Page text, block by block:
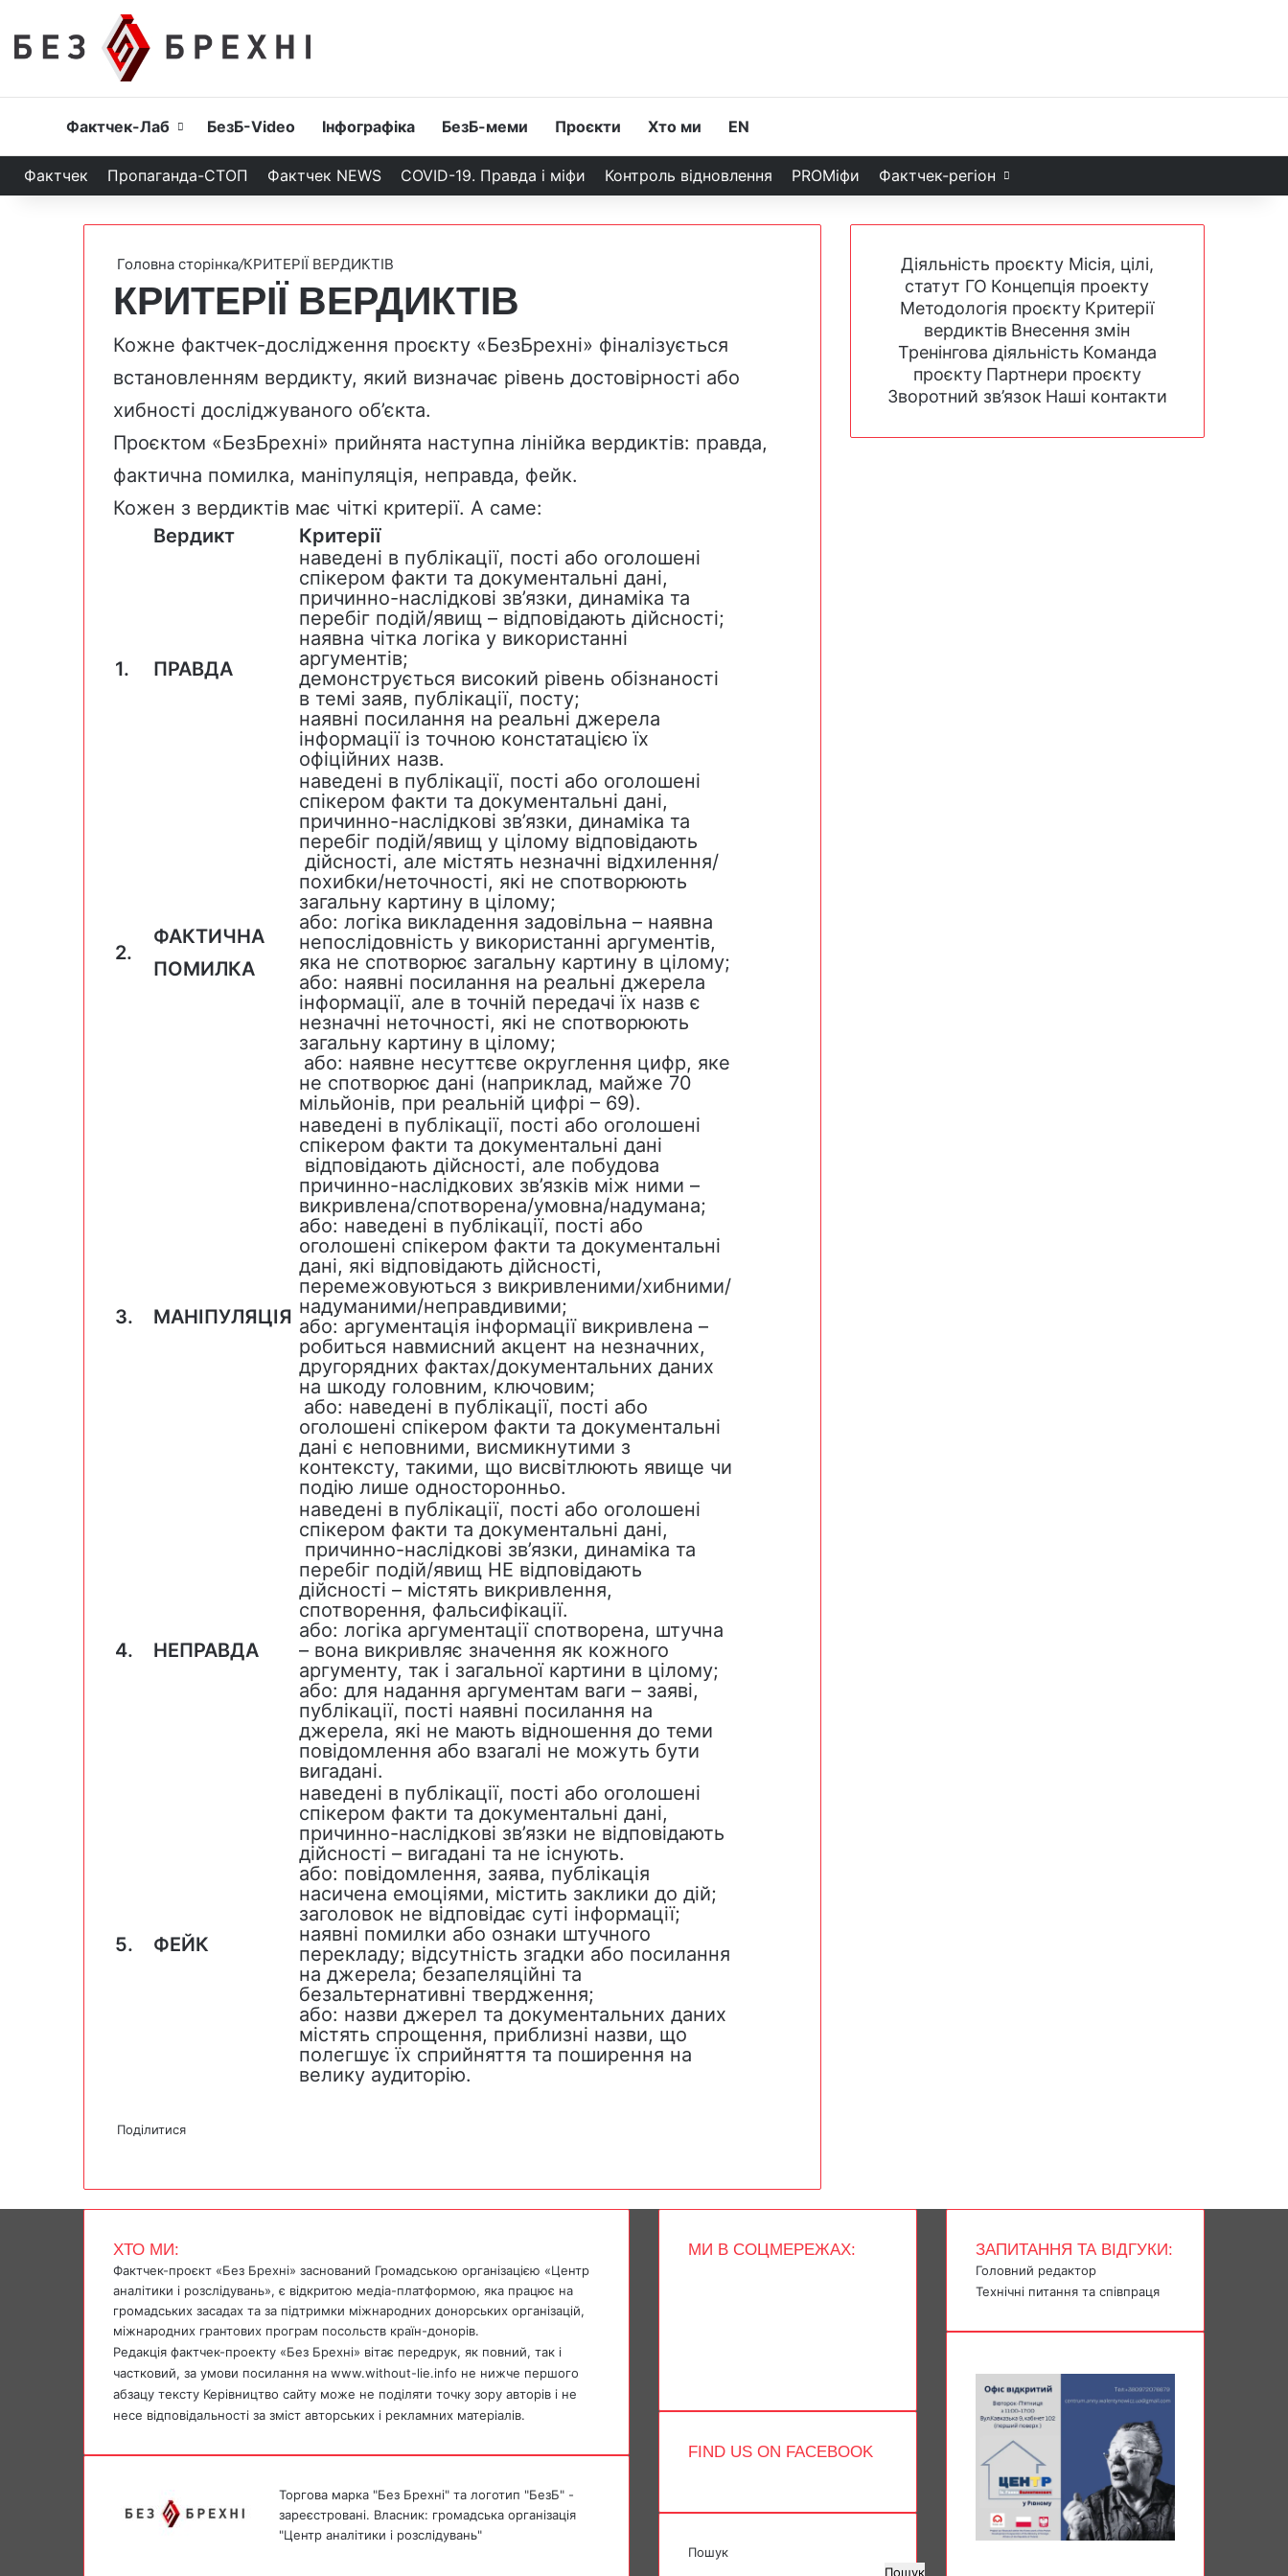
Головна
Фактчек-Лаб БезБ-Video Інфографіка БезБ-меми Проєкти Хто ми EN
Фактчек Пропаганда-СТОП Фактчек NEWS COVID-19. Правда і міфи Контроль відновлення PROМіфи Фактчек-регіон
Головна сторінка/КРИТЕРІЇ ВЕРДИКТІВ
КРИТЕРІЇ ВЕРДИКТІВ
Кожне фактчек-дослідження проєкту «БезБрехні» фіналізується
встановленням вердикту, який визначає рівень достовірності або
хибності досліджуваного об’єкта.
Проєктом «БезБрехні» прийнята наступна лінійка вердиктів: правда,
фактична помилка, маніпуляція, неправда, фейк.
Кожен з вердиктів має чіткі критерії. А саме:
Вердикт
Критерії
1. ПРАВДА
наведені в публікації, пості або оголошені
спікером факти та документальні дані,
причинно-наслідкові зв’язки, динаміка та
перебіг подій/явищ – відповідають дійсності;
наявна чітка логіка у використанні
аргументів;
демонструється високий рівень обізнаності
в темі заяв, публікації, посту;
наявні посилання на реальні джерела
інформації із точною констатацією їх
офіційних назв.
2.
ФАКТИЧНА
ПОМИЛКА
наведені в публікації, пості або оголошені
спікером факти та документальні дані,
причинно-наслідкові зв’язки, динаміка та
перебіг подій/явищ у цілому відповідають
дійсності, але містять незначні відхилення/
похибки/неточності, які не спотворюють
загальну картину в цілому;
або: логіка викладення задовільна – наявна
непослідовність у використанні аргументів,
яка не спотворює загальну картину в цілому;
або: наявні посилання на реальні джерела
інформації, але в точній передачі їх назв є
незначні неточності, які не спотворюють
загальну картину в цілому;
або: наявне несуттєве округлення цифр, яке
не спотворює дані (наприклад, майже 70
мільйонів, при реальній цифрі – 69).
3. МАНІПУЛЯЦІЯ
наведені в публікації, пості або оголошені
спікером факти та документальні дані
відповідають дійсності, але побудова
причинно-наслідкових зв’язків між ними –
викривлена/спотворена/умовна/надумана;
або: наведені в публікації, пості або
оголошені спікером факти та документальні
дані, які відповідають дійсності,
перемежовуються з викривленими/хибними/
надуманими/неправдивими;
або: аргументація інформації викривлена –
робиться навмисний акцент на незначних,
другорядних фактах/документальних даних
на шкоду головним, ключовим;
або: наведені в публікації, пості або
оголошені спікером факти та документальні
дані є неповними, висмикнутими з
контексту, такими, що висвітлюють явище чи
подію лише односторонньо.
4. НЕПРАВДА
наведені в публікації, пості або оголошені
спікером факти та документальні дані,
причинно-наслідкові зв’язки, динаміка та
перебіг подій/явищ НЕ відповідають
дійсності – містять викривлення,
спотворення, фальсифікації.
або: логіка аргументації спотворена, штучна
– вона викривляє значення як кожного
аргументу, так і загальної картини в цілому;
або: для надання аргументам ваги – заяві,
публікації, пості наявні посилання на
джерела, які не мають відношення до теми
повідомлення або взагалі не можуть бути
вигадані.
5. ФЕЙК
наведені в публікації, пості або оголошені
спікером факти та документальні дані,
причинно-наслідкові зв’язки не відповідають
дійсності – вигадані та не існують.
або: повідомлення, заява, публікація
насичена емоціями, містить заклики до дій;
заголовок не відповідає суті інформації;
наявні помилки або ознаки штучного
перекладу; відсутність згадки або посилання
на джерела; безапеляційні та
безальтернативні твердження;
або: назви джерел та документальних даних
містять спрощення, приблизні назви, що
полегшує їх сприйняття та поширення на
велику аудиторію.
Поділитися
c
e
o
o
k
a
t
A
p
p
l
e
r
a
m
b
e
i
n
Діяльність проєкту Місія, цілі,
статут ГО Концепція проекту
Методологія проєкту Критерії
вердиктів Внесення змін
Тренінгова діяльність Команда
проєкту Партнери проєкту
Зворотний зв’язок Наші контакти
ХТО МИ:
Фактчек-проєкт «Без Брехні» заснований Громадською організацією «Центр
аналітики і розслідувань», є відкритою медіа-платформою, яка працює на
громадських засадах та за підтримки міжнародних донорських організацій,
міжнародних грантових програм посольств країн-донорів.
Редакція фактчек-проекту «Без Брехні» вітає передрук, як повний, так і
частковий, за умови посилання на www.without-lie.info не нижче першого
абзацу тексту Керівництво сайту може не поділяти точку зору авторів і не
несе відповідальності за зміст авторських і рекламних матеріалів.
Торгова марка "Без Брехні" та логотип "БезБ" -
зареєстровані. Власник: громадська організація
"Центр аналітики і розслідувань"
МИ В СОЦМЕРЕЖАХ:
FIND US ON FACEBOOK
Пошук
Пошук
ЗАПИТАННЯ ТА ВІДГУКИ:
Головний редактор
Технічні питання та співпраця